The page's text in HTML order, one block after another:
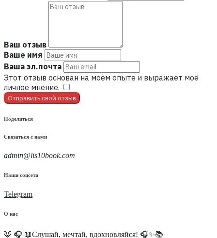
Ваш отзыв
Ваше имя
Ваша эл.почта
Этот отзыв основан на моём опыте и выражает моё
личное мнение.
Отправить свой отзыв
Поделиться
Связаться с нами
admin@lis10book.com
Наши соцсети
Telegram
О нас
🦊 🎧 📖Слушай, мечтай, вдохновляйся! 🎧✨📚